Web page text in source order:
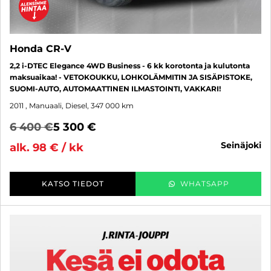
Honda CR-V
2,2 i-DTEC Elegance 4WD Business - 6 kk korotonta ja kulutonta
maksuaikaa! - VETOKOUKKU, LOHKOLÄMMITIN JA SISÄPISTOKE,
SUOMI-AUTO, AUTOMAATTINEN ILMASTOINTI, VAKKARI!
2011 , Manuaali, Diesel, 347 000 km
6 400 €5 300 €
alk. 98 € / kk
seinäjoki
KATSO TIEDOT WHATSAPP